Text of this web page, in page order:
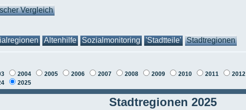
Vergleich
Altenhilfe Sozialmonitoring 'Stadtteile' Stadtregionen
2004 2005 2006 2007 2008 2009 2010 2011 2012
2025
Stadtregionen 2025